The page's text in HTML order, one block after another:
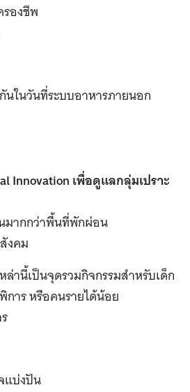
องชีพ
ในวันที่ระบบอาหารภายนอก
Innovation เพื่อดูแลกลุ่มเปราะ
มากกว่าพื้นที่พักผ่อน
งคม
านี้เป็นจุดรวมกิจกรรมสำหรับเด็ก
าร หรือคนรายได้น้อย
แบ่งปัน